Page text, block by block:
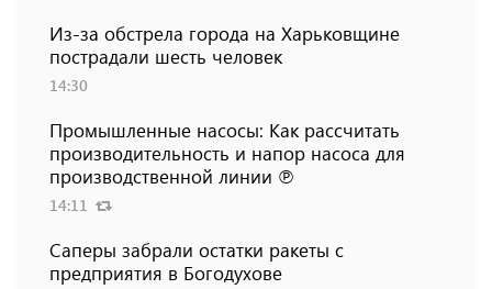
Из-за обстрела города на Харьковщине
пострадали шесть человек
14:30
Промышленные насосы: Как рассчитать
производительность и напор насоса для
производственной линии ℗
14:11
Саперы забрали остатки ракеты с
предприятия в Богодухове